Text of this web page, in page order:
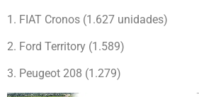
1. FIAT Cronos (1.627 unidades)
2. Ford Territory (1.589)
3. Peugeot 208 (1.279)